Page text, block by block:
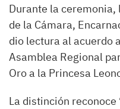
Durante la
de la Cámara,
dio lectura al acuerdo
Asamblea Regional
Oro a la Princesa
La distinción reconoce